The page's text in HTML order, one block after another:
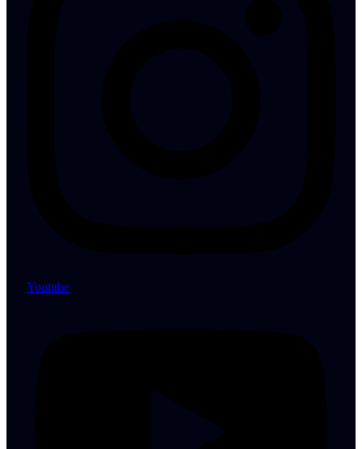
Youtube